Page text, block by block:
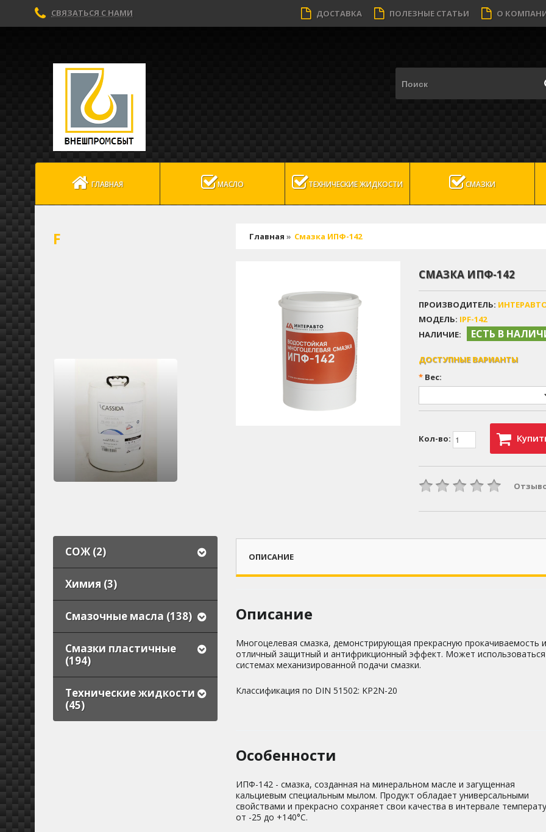
СВЯЗАТЬСЯ С НАМИ ДОСТАВКА ПОЛЕЗНЫЕ СТАТЬИ О
ГЛАВНАЯ МАСЛО ТЕХНИЧЕСКИЕ ЖИДКОСТИ СМАЗКИ
Главная » Смазка ИПФ-142
СМАЗКА ИПФ-142
ПРОИЗВОДИТЕЛЬ:
МОДЕЛЬ: IPF-142
НАЛИЧИЕ:
ЕСТЬ В
ДОСТУПНЫЕ ВАРИАНТЫ
* Вес:
Кол-во:
ОПИСАНИЕ
Описание
Многоцелевая смазка, демонстрирующая прекрасную прокачиваемость и
отличный защитный и антифрикционный эффект. Может
системах механизированной подачи смазки.
Классификация по DIN 51502: KP2N-20
Особенности
ИПФ-142 - смазка, созданная на минеральном масле и загущенная
кальциевым специальным мылом. Продукт обладает универсальными
свойствами и прекрасно сохраняет свои качества в интервале
от -25 до +140°C.
F
СОЖ (2)
Химия (3)
Смазочные масла (138)
Смазки пластичные
(194)
Технические жидкости
(45)